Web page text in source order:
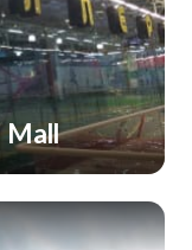
Mall